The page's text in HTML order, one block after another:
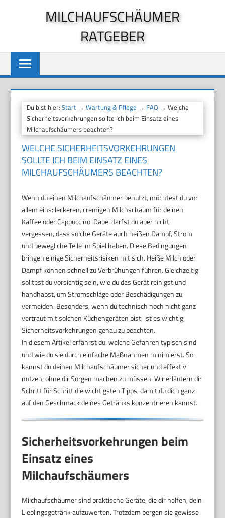
MILCHAUFSCHÄUMER
RATGEBER
Du bist hier:Start →Wartung & Pflege → FAQ → Welche
Sicherheitsvorkehrungen sollte ich beim Einsatz eines
Milchaufschäumers beachten?
WELCHE SICHERHEITSVORKEHRUNGEN
SOLLTE ICH BEIM EINSATZ EINES
MILCHAUFSCHÄUMERS BEACHTEN?
Wenn du einen Milchaufschäumer benutzt, möchtest du vor
allem eins: leckeren, cremigen Milchschaum für deinen
Kaffee oder Cappuccino. Dabei darfst du aber nicht
vergessen, dass solche Geräte auch heißen Dampf, Strom
und bewegliche Teile im Spiel haben. Diese Bedingungen
bringen einige Sicherheitsrisiken mit sich. Heiße Milch oder
Dampf können schnell zu Verbrühungen führen. Gleichzeitig
solltest du vorsichtig sein, wie du das Gerät reinigst und
handhabst, um Stromschläge oder Beschädigungen zu
vermeiden. Besonders, wenn du technisch noch nicht ganz
vertraut mit solchen Küchengeräten bist, ist es wichtig,
Sicherheitsvorkehrungen genau zu beachten.
In diesem Artikel erfährst du, welche Gefahren typisch sind
und wie du sie durch einfache Maßnahmen minimierst. So
kannst du deinen Milchaufschäumer sicher und effektiv
nutzen, ohne dir Sorgen machen zu müssen. Wir erläutern dir
Schritt für Schritt die wichtigsten Tipps, damit du dich ganz
auf den Geschmack deines Getränks konzentrieren kannst.
Sicherheitsvorkehrungen beim
Einsatz eines
Milchaufschäumers
Milchaufschäumer sind praktische Geräte, die dir helfen, dein
Lieblingsgetränk aufzuwerten. Trotzdem bergen sie gewisse